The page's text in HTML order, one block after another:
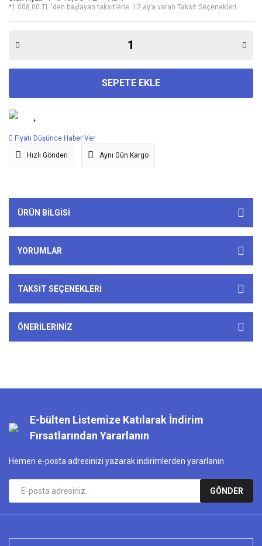
*1.008,00 TL 'den başlayan taksitlerle. 12 ay’a varan Taksit Seçenekleri.
SEPETE EKLE
Fiyatı Düşünce Haber Ver
Hızlı Gönderi Aynı Gün Kargo
ÜRÜN BILGISI
YORUMLAR
TAKSIT SEÇENEKLERI
ÖNERILERINIZ
E-bülten Listemize Katılarak İndirim
Fırsatlarından Yararlanın
Hemen e-posta adresinizi yazarak indirimlerden yararlanın
GÖNDER